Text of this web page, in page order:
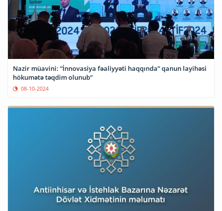
Nazir müavini: “İnnovasiya fəaliyyəti haqqında” qanun layihəsi
hökumətə təqdim olunub”
08-10-2024